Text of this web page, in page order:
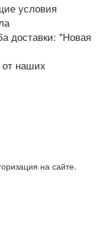
условия
доставки: "Новая
от наших
на сайте.